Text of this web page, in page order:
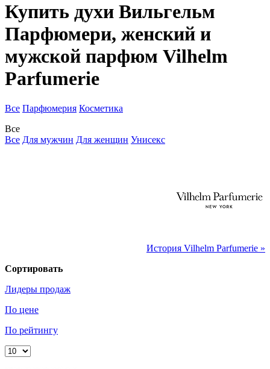
Купить духи Вильгельм
Парфюмери, женский и
мужской парфюм Vilhelm
Parfumerie
Все Парфюмерия Косметика
Все
Все Для мужчин Для женщин Унисекс
История Vilhelm Parfumerie »
Сортировать
Лидеры продаж
По цене
По рейтингу